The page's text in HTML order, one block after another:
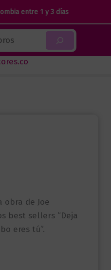
entre 1 y 3 días
obra de Joe
best sellers “Deja
eres tú”.